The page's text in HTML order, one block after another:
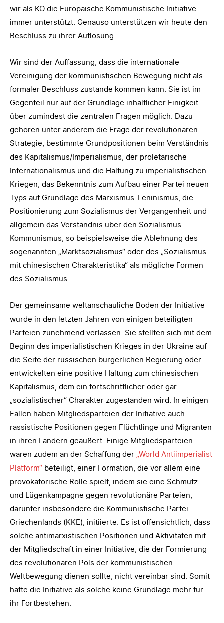
wir als KO die Europäische Kommunistische Initiative
immer unterstützt. Genauso unterstützen wir heute den
Beschluss zu ihrer Auflösung.
Wir sind der Auffassung, dass die internationale
Vereinigung der kommunistischen Bewegung nicht als
formaler Beschluss zustande kommen kann. Sie ist im
Gegenteil nur auf der Grundlage inhaltlicher Einigkeit
über zumindest die zentralen Fragen möglich. Dazu
gehören unter anderem die Frage der revolutionären
Strategie, bestimmte Grundpositionen beim Verständnis
des Kapitalismus/Imperialismus, der proletarische
Internationalismus und die Haltung zu imperialistischen
Kriegen, das Bekenntnis zum Aufbau einer Partei neuen
Typs auf Grundlage des Marxismus-Leninismus, die
Positionierung zum Sozialismus der Vergangenheit und
allgemein das Verständnis über den Sozialismus-
Kommunismus, so beispielsweise die Ablehnung des
sogenannten „Marktsozialismus“ oder des „Sozialismus
mit chinesischen Charakteristika“ als mögliche Formen
des Sozialismus.
Der gemeinsame weltanschauliche Boden der Initiative
wurde in den letzten Jahren von einigen beteiligten
Parteien zunehmend verlassen. Sie stellten sich mit dem
Beginn des imperialistischen Krieges in der Ukraine auf
die Seite der russischen bürgerlichen Regierung oder
entwickelten eine positive Haltung zum chinesischen
Kapitalismus, dem ein fortschrittlicher oder gar
„sozialistischer“ Charakter zugestanden wird. In einigen
Fällen haben Mitgliedsparteien der Initiative auch
rassistische Positionen gegen Flüchtlinge und Migranten
in ihren Ländern geäußert. Einige Mitgliedsparteien
waren zudem an der Schaffung der „World Antiimperialist
Platform“ beteiligt, einer Formation, die vor allem eine
provokatorische Rolle spielt, indem sie eine Schmutz-
und Lügenkampagne gegen revolutionäre Parteien,
darunter insbesondere die Kommunistische Partei
Griechenlands (KKE), initiierte. Es ist offensichtlich, dass
solche antimarxistischen Positionen und Aktivitäten mit
der Mitgliedschaft in einer Initiative, die der Formierung
des revolutionären Pols der kommunistischen
Weltbewegung dienen sollte, nicht vereinbar sind. Somit
hatte die Initiative als solche keine Grundlage mehr für
ihr Fortbestehen.